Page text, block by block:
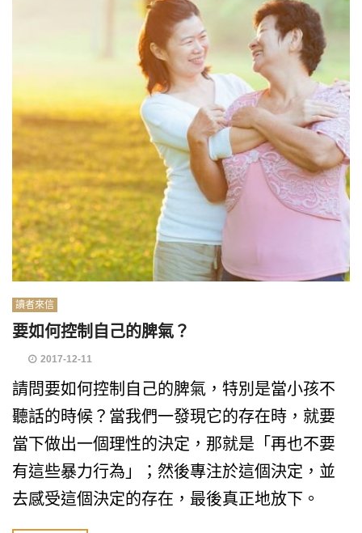
讀者來信
要如何控制自己的脾氣？
2017-12-11
請問要如何控制自己的脾氣，特別是當小孩不
聽話的時候？當我們一發現它的存在時，就要
當下做出一個理性的決定，那就是「再也不要
有這些暴力行為」；然後專注於這個決定，並
去感受這個決定的存在，最後真正地放下。